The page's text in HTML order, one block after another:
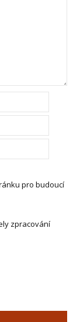
pro budoucí
zpracování